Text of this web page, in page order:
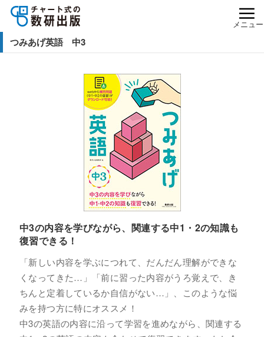
メニュー
つみあげ英語 中3
中3の内容を学びながら、関連する中1・2の知識も
復習できる！
「新しい内容を学ぶにつれて、だんだん理解ができな
くなってきた…」「前に習った内容がうろ覚えで、き
ちんと定着しているか自信がない…」、このような悩
みを持つ方に特にオススメ！
中3の英語の内容に沿って学習を進めながら、関連する